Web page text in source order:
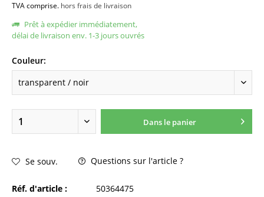
TVA comprise. hors frais de livraison
Prêt à expédier immédiatement,
délai de livraison env. 1-3 jours ouvrés
Couleur:
Dans le panier
Se souv. Questions sur l'article ?
Réf. d'article :
50364475